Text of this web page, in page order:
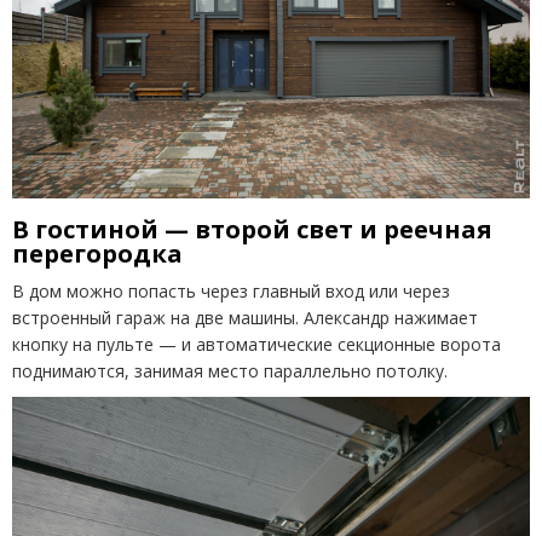
В гостиной — второй свет и реечная
перегородка
В дом можно попасть через главный вход или через
встроенный гараж на две машины. Александр нажимает
кнопку на пульте — и автоматические секционные ворота
поднимаются, занимая место параллельно потолку.